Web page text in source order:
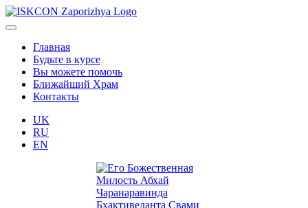
Главная
Будьте в курсе
Вы можете помочь
Ближайший Храм
Контакты
UK
RU
EN